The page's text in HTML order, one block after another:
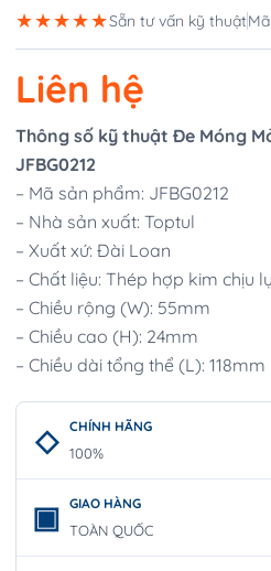
★★★★★Sẵn tư vấn kỹ thuật
Liên hệ
Thông số kỹ thuật Đe Móng
JFBG0212
– Mã sản phẩm: JFBG0212
– Nhà sản xuất: Toptul
– Xuất xứ: Đài Loan
– Chất liệu: Thép hợp kim chịu
– Chiều rộng (W): 55mm
– Chiều cao (H): 24mm
– Chiều dài tổng thể (L): 118mm
CHÍNH HÃNG
100%
GIAO HÀNG
TOÀN QUỐC